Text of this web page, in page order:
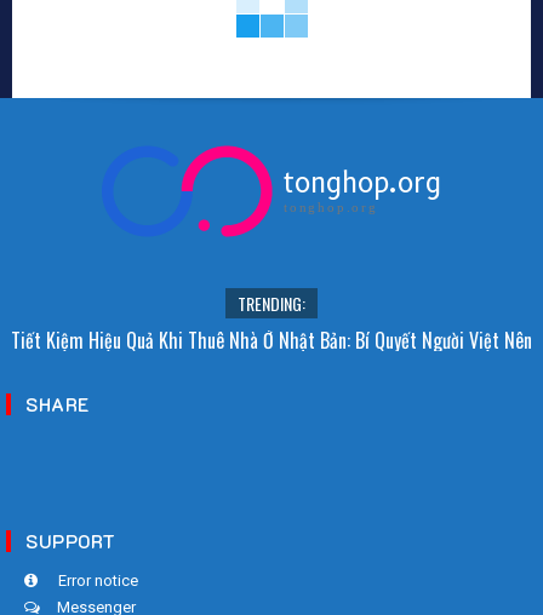
tonghop.org
tonghop.org
TRENDING:
Tiết Kiệm Hiệu Quả Khi Thuê Nhà Ở Nhật Bản: Bí Quyết Người Việt Nên
SHARE
SUPPORT
Error notice
Messenger